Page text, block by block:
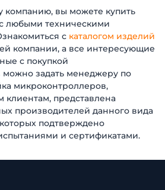
вы можете купить
любыми техническими
с каталогом изделий
компании, а все интересующие
с покупкой
задать менеджеру по
микроконтроллеров,
клиентам, представлена
производителей данного вида
подтверждено
и сертификатами.